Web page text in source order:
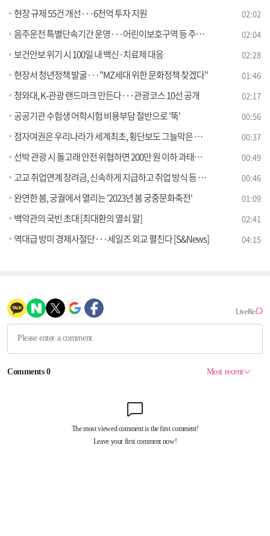
현장 규제 55건 개선···6천억 투자 지원 02:02
음주운전 특별단속기간 운영···어린이보호구역 등 주간 단속 [정책현장+] 02:04
보건안보 위기 시 100일 내 백신·치료제 대응 02:28
현장서 청년정책 발굴···"MZ세대 위한 문화정책 찾겠다" 01:46
청와대, K-관광 랜드마크 만든다···관광코스 10선 공개 02:17
공공기관 수험생 어학시험 비용부담 절반으로 '뚝' 00:56
점자여권은 우리나라가 세계최초, 횡단보도 그늘막은 서초구가 최초·최고 00:37
선박 관광 시 돌고래 안전 위협하면 200만 원 이하 과태료 부과 00:49
고교 취업연계 장려금, 신속하게 지급하고 취업 방식 등 지급기준 정비한다 00:46
완연한 봄, 궁궐에서 열리는 '2023년 봄 궁중문화축전' 01:09
백악관의 국빈 초대 [최대환의 열쇠 말] 02:41
역대급 방미 경제사절단···세일즈 외교 펼친다 [S&News] 04:15